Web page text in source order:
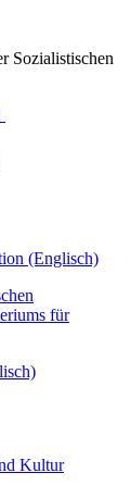
Sozialistischen
(Englisch)
für
Kultur